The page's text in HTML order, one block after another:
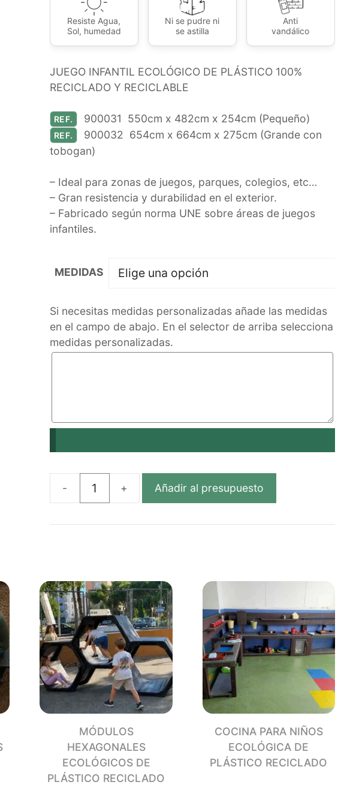
Resiste Agua,
Sol, humedad
Ni se pudre ni
se astilla
Anti
vandálico
JUEGO INFANTIL ECOLÓGICO DE PLÁSTICO 100%
RECICLADO Y RECICLABLE
REF. 900031 550cm x 482cm x 254cm (Pequeño)
REF.
900032 654cm x 664cm x 275cm (Grande con
tobogan)
– Ideal para zonas de juegos, parques, colegios, etc…
– Gran resistencia y durabilidad en el exterior.
– Fabricado según norma UNE sobre áreas de juegos
infantiles.
MEDIDAS
Si necesitas medidas personalizadas añade las medidas
en el campo de abajo. En el selector de arriba selecciona
medidas personalizadas.
CASTILLO
DE
Añadir al presupuesto
MÓDULOS
HEXAGONALES
ECOLÓGICOS DE
PLÁSTICO RECICLADO
COCINA PARA NIÑOS
ECOLÓGICA DE
PLÁSTICO RECICLADO